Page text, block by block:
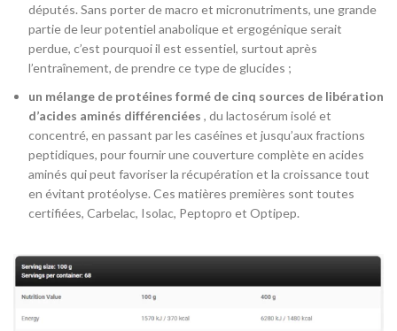
députés. Sans porter de macro et micronutriments, une grande
partie de leur potentiel anabolique et ergogénique serait
perdue, c’est pourquoi il est essentiel, surtout après
l’entraînement, de prendre ce type de glucides ;
un mélange de protéines formé de cinq sources de libération
d’acides aminés différenciées , du lactosérum isolé et
concentré, en passant par les caséines et jusqu’aux fractions
peptidiques, pour fournir une couverture complète en acides
aminés qui peut favoriser la récupération et la croissance tout
en évitant protéolyse. Ces matières premières sont toutes
certifiées, Carbelac, Isolac, Peptopro et Optipep.